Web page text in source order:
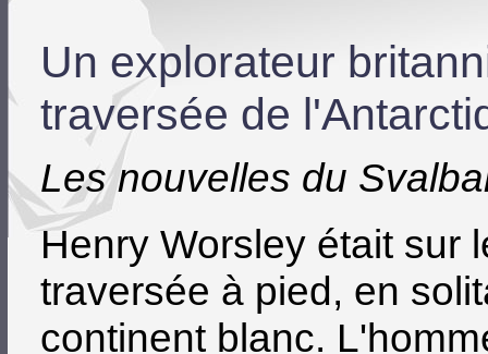
Un explorateur
traversée de
Les nouvelles du
Henry Worsley était sur
traversée à pied, en
continent blanc.